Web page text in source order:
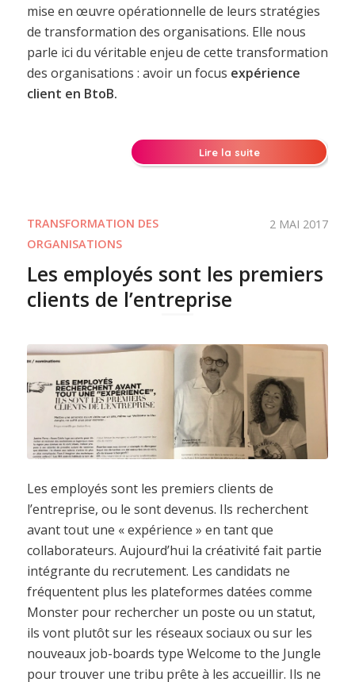
mise en œuvre opérationnelle de leurs stratégies
de transformation des organisations. Elle nous
parle ici du véritable enjeu de cette transformation
des organisations : avoir un focus expérience
client en BtoB.
Lire la suite
TRANSFORMATION DES
ORGANISATIONS
2 MAI 2017
Les employés sont les premiers
clients de l’entreprise
Les employés sont les premiers clients de
l’entreprise, ou le sont devenus. Ils recherchent
avant tout une « expérience » en tant que
collaborateurs. Aujourd’hui la créativité fait partie
intégrante du recrutement. Les candidats ne
fréquentent plus les plateformes datées comme
Monster pour rechercher un poste ou un statut,
ils vont plutôt sur les réseaux sociaux ou sur les
nouveaux job-boards type Welcome to the Jungle
pour trouver une tribu prête à les accueillir. Ils ne